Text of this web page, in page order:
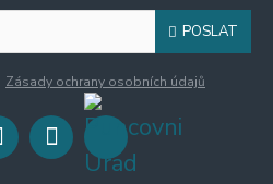
POSLAT
Zásady ochrany osobních údajů